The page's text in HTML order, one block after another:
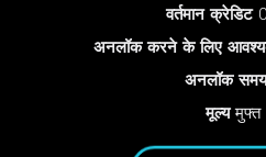
वर्तमान क्रेडिट
अनलॉक करने के लिए
अनलॉक समय
मूल्यमुफ्त